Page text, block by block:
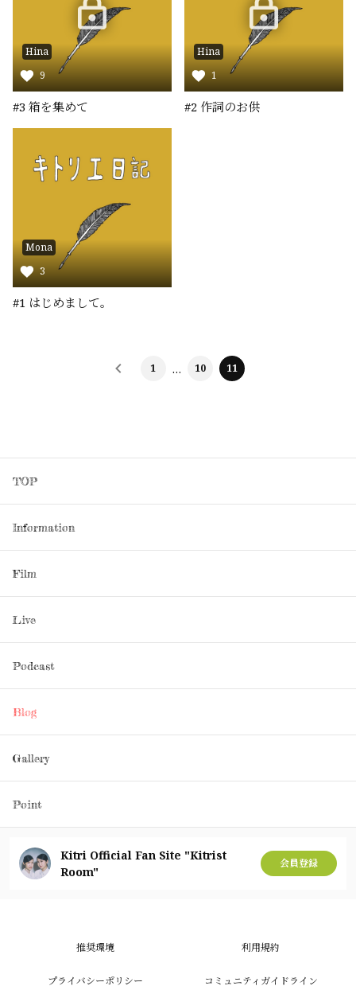
Hina
9
#3 箱を集めて
Hina
1
#2 作詞のお供
Mona
3
#1 はじめまして。
1 … 10 11
TOP
Information
Film
Live
Podcast
Blog
Gallery
Point
Kitri Official Fan Site "Kitrist
Room"
会員登録
推奨環境 利用規約
プライバシーポリシー コミュニティガイドライン